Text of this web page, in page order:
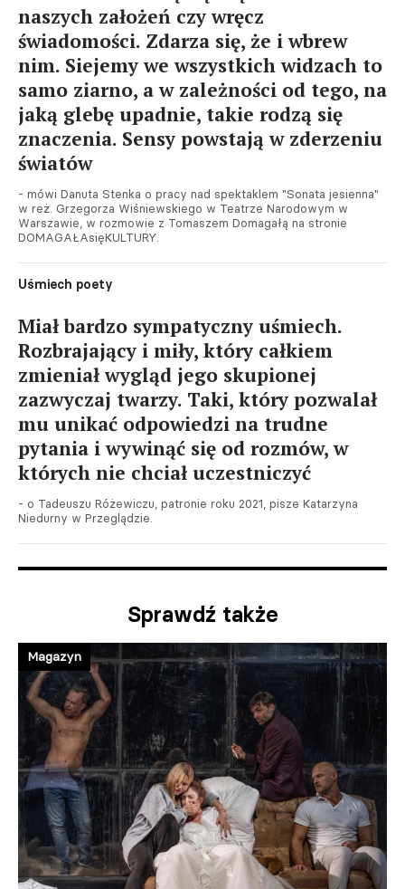
naszych założeń czy wręcz
świadomości. Zdarza się, że i wbrew
nim. Siejemy we wszystkich widzach to
samo ziarno, a w zależności od tego, na
jaką glebę upadnie, takie rodzą się
znaczenia. Sensy powstają w zderzeniu
światów
- mówi Danuta Stenka o pracy nad spektaklem "Sonata jesienna"
w reż. Grzegorza Wiśniewskiego w Teatrze Narodowym w
Warszawie, w rozmowie z Tomaszem Domagałą na stronie
DOMAGAŁAsięKULTURY.
Uśmiech poety
Miał bardzo sympatyczny uśmiech.
Rozbrajający i miły, który całkiem
zmieniał wygląd jego skupionej
zazwyczaj twarzy. Taki, który pozwalał
mu unikać odpowiedzi na trudne
pytania i wywinąć się od rozmów, w
których nie chciał uczestniczyć
- o Tadeuszu Różewiczu, patronie roku 2021, pisze Katarzyna
Niedurny w Przeglądzie.
Sprawdź także
Magazyn